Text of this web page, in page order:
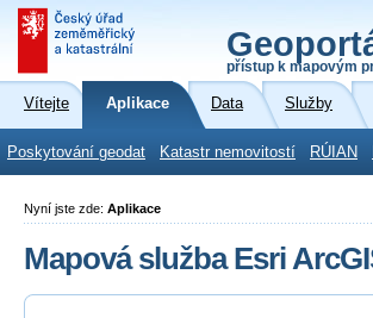
přístup k mapovým
Vítejte Aplikace Data Služby
Poskytování geodat Katastr nemovitostí RÚIAN
Nyní jste zde: Aplikace
Mapová služba Esri